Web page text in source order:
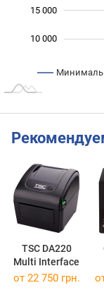
10 000
15 000
TSC DA220
Multi Interface
от 22 750 грн.